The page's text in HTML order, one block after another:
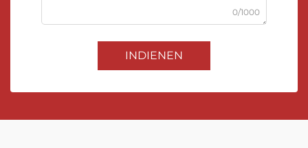
0/1000
INDIENEN